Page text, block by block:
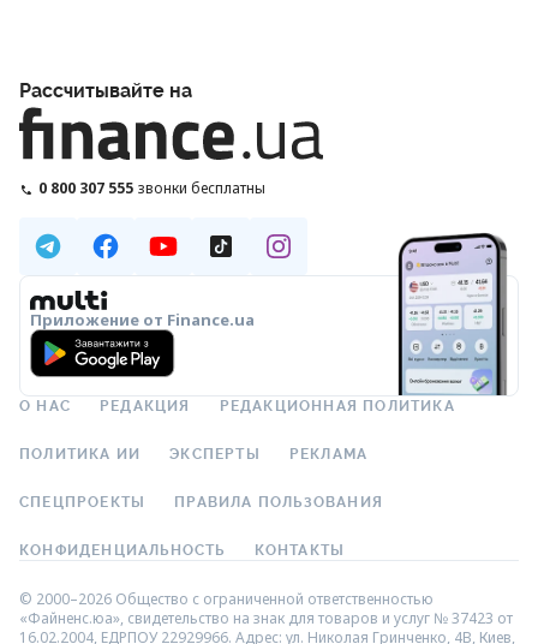
Рассчитывайте на
0 800 307 555 звонки бесплатны
Приложение от Finance.ua
О НАС РЕДАКЦИЯ РЕДАКЦИОННАЯ ПОЛИТИКА
ПОЛИТИКА ИИ ЭКСПЕРТЫ РЕКЛАМА
СПЕЦПРОЕКТЫ ПРАВИЛА ПОЛЬЗОВАНИЯ
КОНФИДЕНЦИАЛЬНОСТЬ КОНТАКТЫ
© 2000–2026 Общество с ограниченной ответственностью
«Файненс.юа», свидетельство на знак для товаров и услуг № 37423 от
16.02.2004, ЕДРПОУ 22929966. Адрес: ул. Николая Гринченко, 4В, Киев,